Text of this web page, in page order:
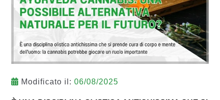
Modificato il: 06/08/2025